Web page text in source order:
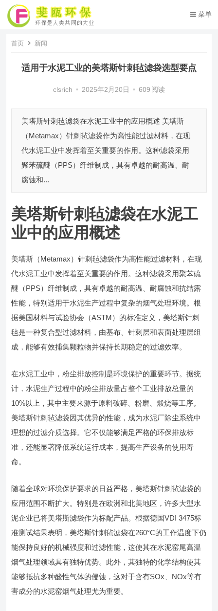
菜单
首页 新闻
适用于水泥工业的美塔斯针刺毡滤袋选型要点
clsrich • 2025年2月20日 • 609 阅读
美塔斯针刺毡滤袋在水泥工业中的应用概述 美塔斯
（Metamax）针刺毡滤袋作为高性能过滤材料，在现
代水泥工业中发挥着至关重要的作用。这种滤袋采用
聚苯硫醚（PPS）纤维制成，具有卓越的耐高温、耐
腐蚀和...
美塔斯针刺毡滤袋在水泥工
业中的应用概述
美塔斯（Metamax）针刺毡滤袋作为高性能过滤材料，在现
代水泥工业中发挥着至关重要的作用。这种滤袋采用聚苯硫
醚（PPS）纤维制成，具有卓越的耐高温、耐腐蚀和抗结露
性能，特别适用于水泥生产过程中复杂的烟气处理环境。根
据美国材料与试验协会（ASTM）的标准定义，美塔斯针刺
毡是一种复合型过滤材料，由基布、针刺层和表面处理层组
成，能够有效捕集颗粒物并保持长期稳定的过滤效率。
在水泥工业中，粉尘排放控制是环境保护的重要环节。据统
计，水泥生产过程中的粉尘排放量占整个工业排放总量的
10%以上，其中主要来源于原料破碎、粉磨、煅烧等工序。
美塔斯针刺毡滤袋因其优异的性能，成为水泥厂除尘系统中
理想的过滤介质选择。它不仅能够满足严格的环保排放标
准，还能显著降低系统运行成本，提高生产设备的使用寿
命。
随着全球对环境保护要求的日益严格，美塔斯针刺毡滤袋的
应用范围不断扩大。特别是在欧洲和北美地区，许多大型水
泥企业已将美塔斯滤袋作为标配产品。根据德国VDI 3475标
准测试结果表明，美塔斯针刺毡滤袋在260°C的工作温度下仍
能保持良好的机械强度和过滤性能，这使其在水泥窑尾高温
烟气处理领域具有独特优势。此外，其独特的化学结构使其
能够抵抗多种酸性气体的侵蚀，这对于含有SOx、NOx等有
害成分的水泥窑烟气处理尤为重要。